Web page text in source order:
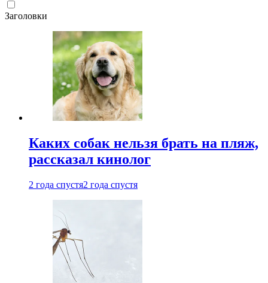
Заголовки
Каких собак нельзя брать на пляж,
рассказал кинолог
2 года спустя2 года спустя